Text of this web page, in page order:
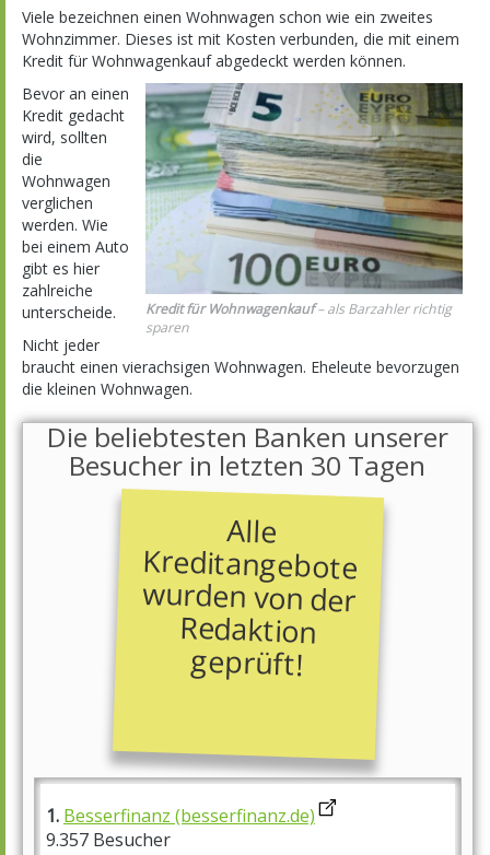
Viele bezeichnen einen Wohnwagen schon wie ein zweites
Wohnzimmer. Dieses ist mit Kosten verbunden, die mit einem
Kredit für Wohnwagenkauf abgedeckt werden können.
Kredit für Wohnwagenkauf– als Barzahler richtig
sparen
Bevor an einen
Kredit gedacht
wird, sollten
die
Wohnwagen
verglichen
werden. Wie
bei einem Auto
gibt es hier
zahlreiche
unterscheide.
Nicht jeder
braucht einen vierachsigen Wohnwagen. Eheleute bevorzugen
die kleinen Wohnwagen.
Die beliebtesten Banken unserer
Besucher in letzten 30 Tagen
Alle
Kreditangebote
wurden von der
Redaktion
geprüft!
1. Besserfinanz (besserfinanz.de)
9.357 Besucher